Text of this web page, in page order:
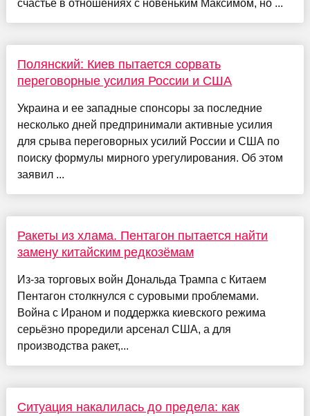
счастье в отношениях с новеньким Максимом, но ...
Полянский: Киев пытается сорвать
переговорные усилия России и США
Украина и ее западные спонсоры за последние
несколько дней предпринимали активные усилия
для срыва переговорных усилий России и США по
поиску формулы мирного урегулирования. Об этом
заявил ...
Ракеты из хлама. Пентагон пытается найти
замену китайским редкозёмам
Из-за торговых войн Дональда Трампа с Китаем
Пентагон столкнулся с суровыми проблемами.
Война с Ираном и поддержка киевского режима
серьёзно проредили арсенал США, а для
производства ракет,...
Ситуация накалилась до предела: как